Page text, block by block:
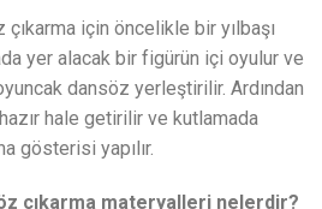
çıkarma için öncelikle bir yılbaşı
yer alacak bir figürün içi oyulur ve
dansöz yerleştirilir. Ardından
hale getirilir ve kutlamada
gösterisi yapılır.
çıkarma materyalleri nelerdir?